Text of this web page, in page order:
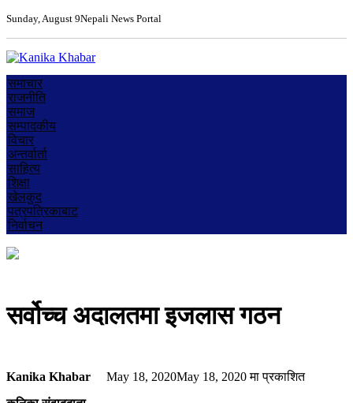
Sunday, August 9Nepali News Portal
समाचार
राजनीति
समाज
सम्पादकीय
विचार
अन्तर्वार्ता
साहित्य
शिक्षा
खेलकुद
पत्रपत्रिकाबाट
निर्वाचन
सर्वोच्च अदालतमा इजलास गठन
Kanika Khabar May 18, 2020May 18, 2020मा प्रकाशित